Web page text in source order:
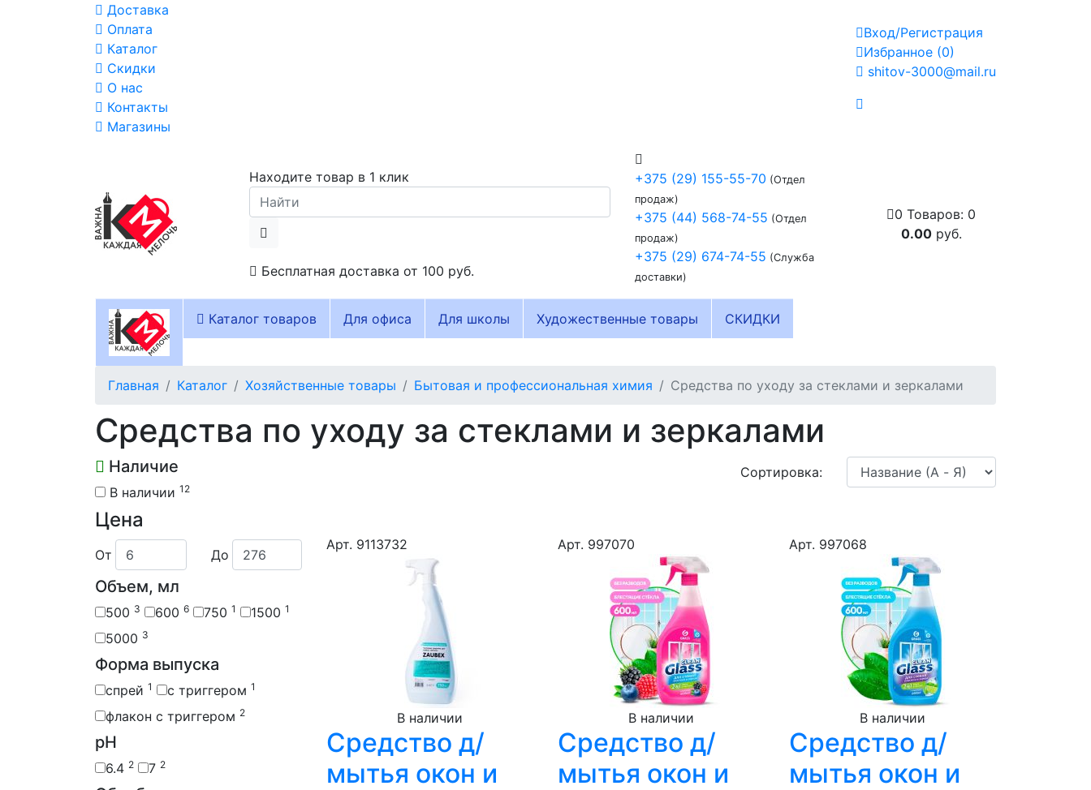
Доставка
Оплата
Каталог
Скидки
О нас
Контакты
Магазины
Вход/Регистрация
Избранное (0)
shitov-3000@mail.ru
+375 (29) 155-55-70 (Отдел
продаж)
+375 (44) 568-74-55 (Отдел
продаж)
+375 (29) 674-74-55 (Служба
доставки)
Находите товар в 1 клик
Бесплатная доставка от 100 руб.
0 Товаров: 0
0.00руб.
Каталог товаров Для офиса Для школы Художественные товары СКИДКИ
Главная Каталог Хозяйственные товары Бытовая и профессиональная химия Средства по уходу за стеклами и зеркалами
Средства по уходу за стеклами и зеркалами
Наличие
В наличии 12
Цена
От До
Объем, мл
500 3 600 6 750 1 1500 1
5000 3
Форма выпуска
спрей 1 с триггером 1
флакон с триггером 2
pH
6.4 2 7 2
Сортировка:
Арт. 9113732
В наличии
Средство д/
мытья окон и
Арт. 997070
В наличии
Средство д/
мытья окон и
Арт. 997068
В наличии
Средство д/
мытья окон и